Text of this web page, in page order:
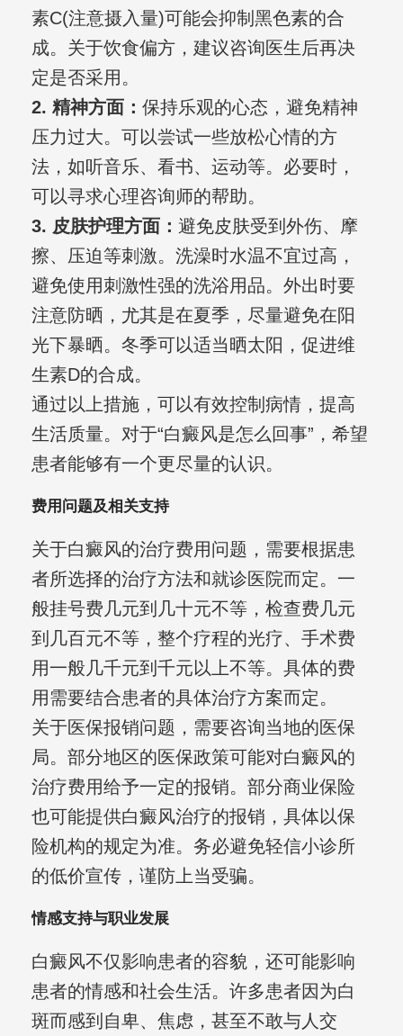
素C(注意摄入量)可能会抑制黑色素的合
成。关于饮食偏方，建议咨询医生后再决
定是否采用。
2. 精神方面： 保持乐观的心态，避免精神
压力过大。可以尝试一些放松心情的方
法，如听音乐、看书、运动等。必要时，
可以寻求心理咨询师的帮助。
3. 皮肤护理方面： 避免皮肤受到外伤、摩
擦、压迫等刺激。洗澡时水温不宜过高，
避免使用刺激性强的洗浴用品。外出时要
注意防晒，尤其是在夏季，尽量避免在阳
光下暴晒。冬季可以适当晒太阳，促进维
生素D的合成。
通过以上措施，可以有效控制病情，提高
生活质量。对于“白癜风是怎么回事”，希望
患者能够有一个更尽量的认识。
费用问题及相关支持
关于白癜风的治疗费用问题，需要根据患
者所选择的治疗方法和就诊医院而定。一
般挂号费几元到几十元不等，检查费几元
到几百元不等，整个疗程的光疗、手术费
用一般几千元到千元以上不等。具体的费
用需要结合患者的具体治疗方案而定。
关于医保报销问题，需要咨询当地的医保
局。部分地区的医保政策可能对白癜风的
治疗费用给予一定的报销。部分商业保险
也可能提供白癜风治疗的报销，具体以保
险机构的规定为准。务必避免轻信小诊所
的低价宣传，谨防上当受骗。
情感支持与职业发展
白癜风不仅影响患者的容貌，还可能影响
患者的情感和社会生活。许多患者因为白
斑而感到自卑、焦虑，甚至不敢与人交